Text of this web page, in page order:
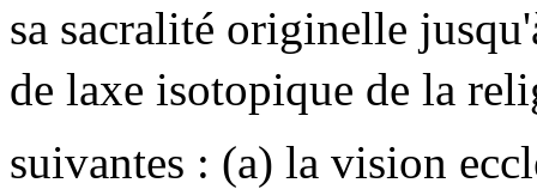
sa sacralité originelle
de laxe isotopique de la
suivantes : (a) la vision